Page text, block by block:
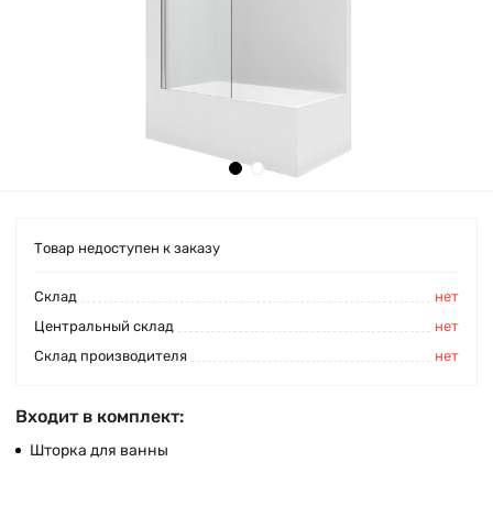
Товар недоступен к заказу
Cклад
нет
Центральный склад
нет
Склад производителя
нет
Входит в комплект:
Шторка для ванны